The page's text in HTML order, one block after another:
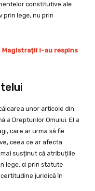
constitutive ale
prin lege, nu prin
Magistrații i-au respins
unor articole din
a Drepturilor Omului. El a
care ar urma să fie
ceea ce ar afecta
susținut că atribuțiile
lege, ci prin statute
juridică în